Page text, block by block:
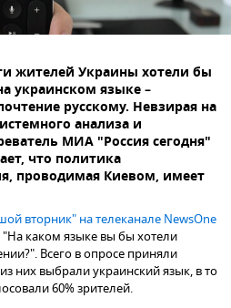
жителей Украины хотели бы
украинском языке –
русскому. Невзирая на
анализа и
МИА "Россия сегодня"
что политика
проводимая Киевом, имеет
вторник" на телеканале NewsOne
каком языке вы бы хотели
Всего в опросе приняли
них выбрали украинский язык, в то
60% зрителей.